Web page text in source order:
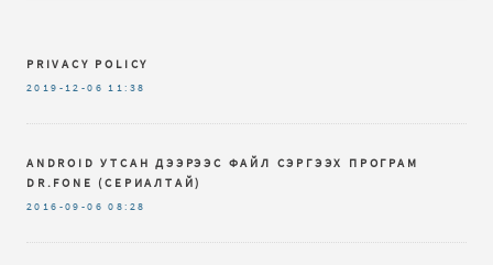
PRIVACY POLICY
2019-12-06 11:38
ANDROID УТСАН ДЭЭРЭЭС ФАЙЛ СЭРГЭЭХ ПРОГРАМ
DR.FОNЕ (СЕРИАЛТАЙ)
2016-09-06 08:28